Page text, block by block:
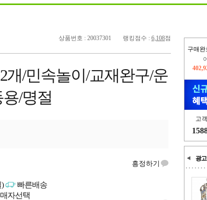
구매완
오
고
광고
상품번호 : 20037301 랭킹점수 : 6,108점
개/민속놀이/교재완구/운
/명절
흥정하기
)
빠른배송
자선택